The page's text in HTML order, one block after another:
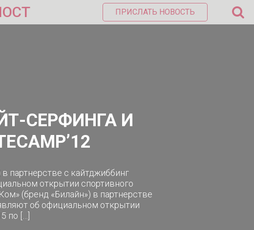
ПРИСЛАТЬ НОВОСТЬ
СЕРФИНГА И
партнерстве с кайтджиббинг
открытии спортивного
(бренд «Билайн») в партнерстве
об официальном открытии
по […]